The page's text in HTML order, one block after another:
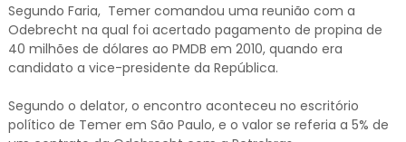
Segundo Faria, Temer comandou uma reunião com a
Odebrecht na qual foi acertado pagamento de propina de
40 milhões de dólares ao PMDB em 2010, quando era
candidato a vice-presidente da República.
Segundo o delator, o encontro aconteceu no escritório
político de Temer em São Paulo, e o valor se referia a 5% de